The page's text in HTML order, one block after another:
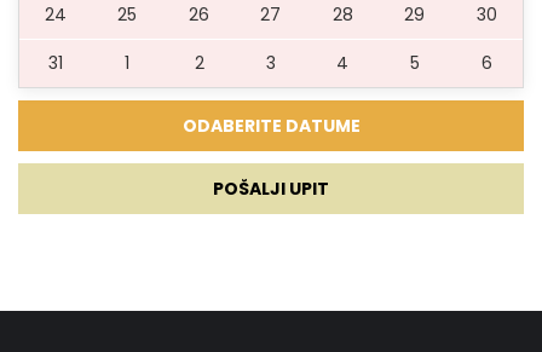
24
25 26 27 28 29
30
31
1 2 3 4 5 6
POŠALJI UPIT